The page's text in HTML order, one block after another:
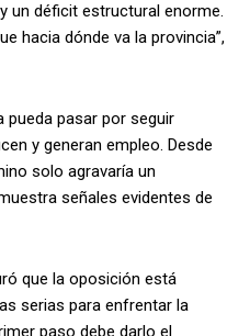
un déficit estructural enorme.
hacia dónde va la provincia”,
pueda pasar por seguir
y generan empleo. Desde
solo agravaría un
señales evidentes de
que la oposición está
serias para enfrentar la
paso debe darlo el